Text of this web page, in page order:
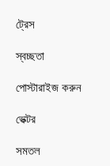
ট্রেস
স্বচ্ছতা
পোস্টারাইজ করুন
ভেক্টর
সমতল